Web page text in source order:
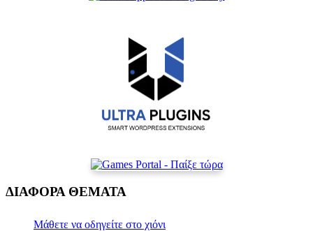
ΔΙΑΦΟΡΑ ΘΕΜΑΤΑ
Mάθετε να οδηγείτε στο χιόνι